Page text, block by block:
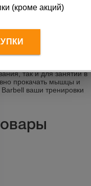
что особенно важно
обеспечивает
гарантирует долгий
станет отличным
так и для занятий в
прокачать мышцы и
ваши тренировки
(кроме акций)